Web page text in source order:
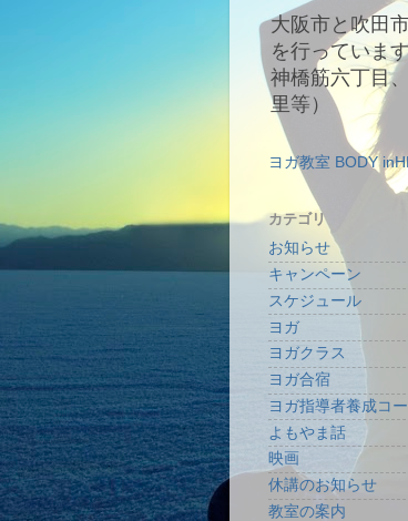
大阪市と吹田
を行っていま
神橋筋六丁目
里等）
ヨガ教室 BODY
カテゴリ
お知らせ
キャンペーン
スケジュール
ヨガ
ヨガクラス
ヨガ合宿
ヨガ指導者養成コ
よもやま話
映画
休講のお知らせ
教室の案内